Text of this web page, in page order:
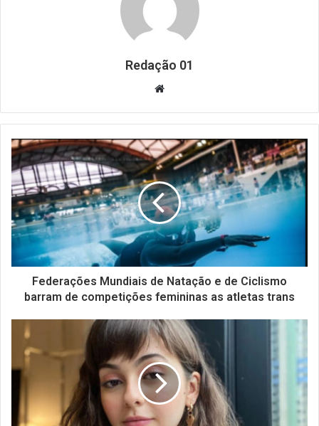
Redação 01
Website
Federações Mundiais de Natação e de Ciclismo
barram de competições femininas as atletas trans